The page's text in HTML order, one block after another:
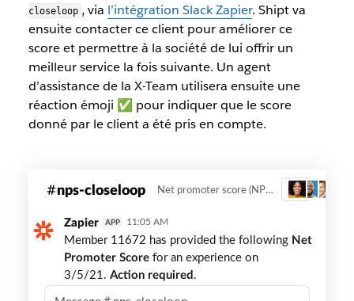
closeloop , via l’intégration Slack Zapier. Shipt va
ensuite contacter ce client pour améliorer ce
score et permettre à la société de lui offrir un
meilleur service la fois suivante. Un agent
d’assistance de la X-Team utilisera ensuite une
réaction émoji ✅ pour indiquer que le score
donné par le client a été pris en compte.
nps- nps-closeloop Net promoter score (NPS) member feedback 3
Zapier APP 11:05 AM
Member 11672 has provided the following Net
Promoter Scorefor an experience on
3/5/21. Action required.